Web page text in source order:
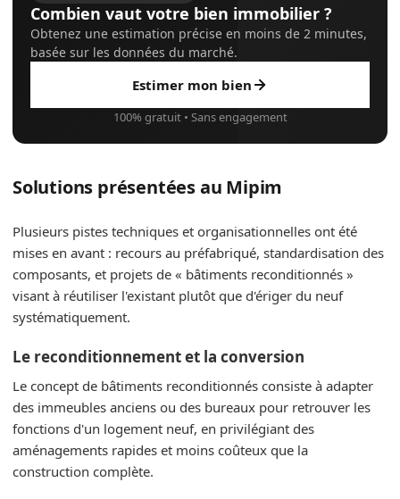
Combien vaut votre bien immobilier ?
Obtenez une estimation précise en moins de 2 minutes,
basée sur les données du marché.
Estimer mon bien
100% gratuit • Sans engagement
Solutions présentées au Mipim
Plusieurs pistes techniques et organisationnelles ont été
mises en avant : recours au préfabriqué, standardisation des
composants, et projets de « bâtiments reconditionnés »
visant à réutiliser l'existant plutôt que d'ériger du neuf
systématiquement.
Le reconditionnement et la conversion
Le concept de bâtiments reconditionnés consiste à adapter
des immeubles anciens ou des bureaux pour retrouver les
fonctions d'un logement neuf, en privilégiant des
aménagements rapides et moins coûteux que la
construction complète.